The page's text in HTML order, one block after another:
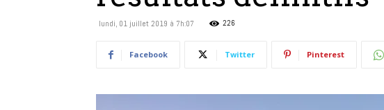
lundi, 01 juillet 2019 à 7h:07 226
Facebook Twitter Pinterest